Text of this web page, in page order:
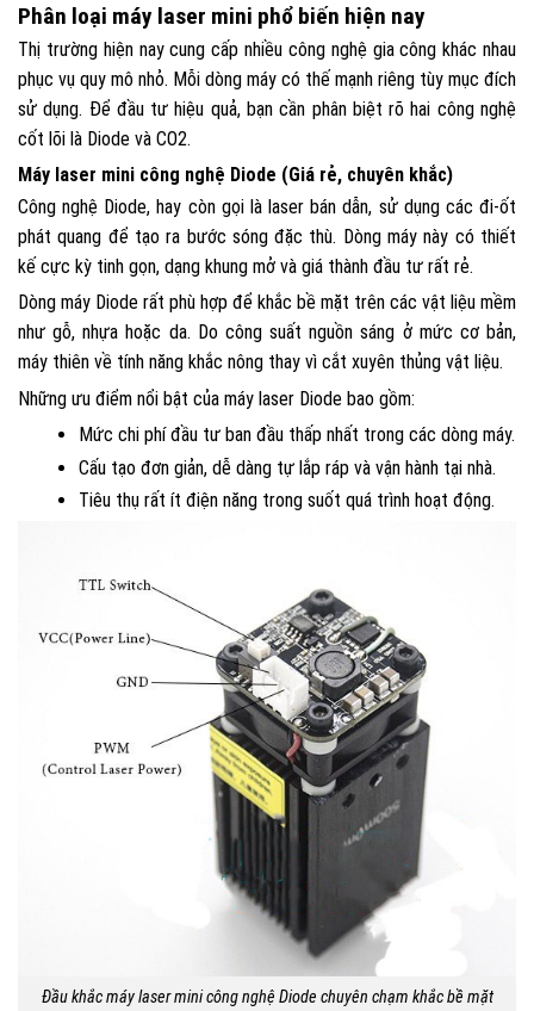
Phân loại máy laser mini phổ biến hiện nay
Thị trường hiện nay cung cấp nhiều công nghệ gia công khác nhau
phục vụ quy mô nhỏ. Mỗi dòng máy có thế mạnh riêng tùy mục đích
sử dụng. Để đầu tư hiệu quả, bạn cần phân biệt rõ hai công nghệ
cốt lõi là Diode và CO2.
Máy laser mini công nghệ Diode (Giá rẻ, chuyên khắc)
Công nghệ Diode, hay còn gọi là laser bán dẫn, sử dụng các đi-ốt
phát quang để tạo ra bước sóng đặc thù. Dòng máy này có thiết
kế cực kỳ tinh gọn, dạng khung mở và giá thành đầu tư rất rẻ.
Dòng máy Diode rất phù hợp để khắc bề mặt trên các vật liệu mềm
như gỗ, nhựa hoặc da. Do công suất nguồn sáng ở mức cơ bản,
máy thiên về tính năng khắc nông thay vì cắt xuyên thủng vật liệu.
Những ưu điểm nổi bật của máy laser Diode bao gồm:
Mức chi phí đầu tư ban đầu thấp nhất trong các dòng máy.
Cấu tạo đơn giản, dễ dàng tự lắp ráp và vận hành tại nhà.
Tiêu thụ rất ít điện năng trong suốt quá trình hoạt động.
Đầu khắc máy laser mini công nghệ Diode chuyên chạm khắc bề mặt